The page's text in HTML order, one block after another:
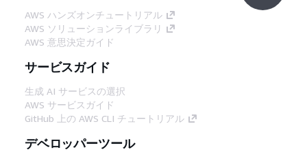
AWS ハンズオンチュートリアル
AWS ソリューションライブラリ
AWS 意思決定ガイド
サービスガイド
生成 AI サービスの選択
AWS サービスガイド
GitHub 上の AWS CLI チュートリアル
デベロッパーツール